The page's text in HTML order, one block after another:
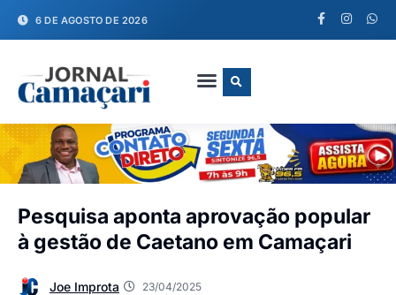
6 DE AGOSTO DE 2026
Pesquisa aponta aprovação popular
à gestão de Caetano em Camaçari
Joe Improta 23/04/2025